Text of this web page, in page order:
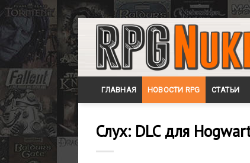
Skip
content
ГЛАВНАЯ НОВОСТИ RPG СТАТЬИ
Слух: DLC для